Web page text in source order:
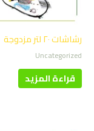
رشاشات ٢٠ لتر مزدوجة
Uncategorized
قراءة المزيد